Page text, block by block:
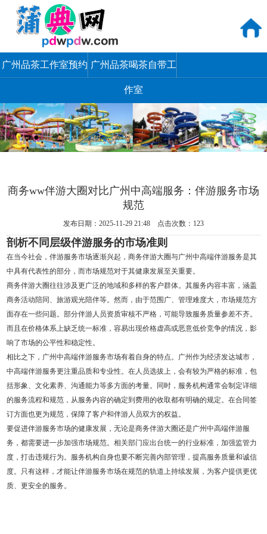
广州品茶工作室预约 广州品茶喝茶自带工
作室
商务ww伴游大圈对比广州中高端服务：伴游服务市场
规范
发布日期：2025-11-29 21:48 点击次数：123
剖析不同层级伴游服务的市场准则
在当今社会，伴游服务市场逐渐兴起，商务伴游大圈与广州中高端伴游服务是其
中具有代表性的部分，而市场规范对于其健康发展至关重要。
商务伴游大圈往往涉及更广泛的地域和多样的客户群体。其服务内容丰富，涵盖
商务活动陪同、旅游观光陪伴等。然而，由于范围广、管理难度大，市场规范方
面存在一些问题。部分伴游人员资质审核不严格，可能导致服务质量参差不齐。
而且在价格体系上缺乏统一标准，容易出现价格虚高或恶意低价竞争的情况，影
响了市场的公平性和稳定性。
相比之下，广州中高端伴游服务市场有着自身的特点。广州作为经济发达城市，
中高端伴游服务更注重品质和专业性。在人员选拔上，会有较为严格的标准，包
括形象、文化素养、沟通能力等多方面的考量。同时，服务机构通常会制定详细
的服务流程和规范，从服务内容的确定到费用的收取都有明确的规定。在合同签
订方面也更为规范，保障了客户和伴游人员双方的权益。
要促进伴游服务市场的健康发展，无论是商务伴游大圈还是广州中高端伴游服
务，都需要进一步加强市场规范。相关部门应出台统一的行业标准，加强监管力
度，打击违规行为。服务机构自身也要不断完善内部管理，提高服务质量和诚信
度。只有这样，才能让伴游服务市场在规范的轨道上持续发展，为客户提供更优
质、更安全的服务。